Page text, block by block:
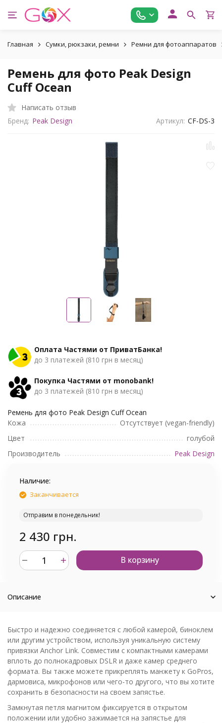
Главная Сумки, рюкзаки, ремни Ремни для фотоаппаратов
Ремень для фото Peak Design
Cuff Ocean
Написать отзыв
Бренд: Peak Design Артикул: CF-DS-3
Оплата Частями от ПриватБанка!
до 3 платежей (810 грн в месяц)
Покупка Частями от monobank!
до 3 платежей (810 грн в месяц)
Ремень для фото Peak Design Cuff Ocean
Кожа
Отсутствует (vegan-friendly)
Цвет
голубой
Производитель
Peak Design
Наличие:
Заканчивается
Отправим в понедельник!
2 430 грн.
В корзину
Описание
Быстро и надежно соединяется с любой камерой, биноклем
или другим устройством, используя уникальную систему
привязки Anchor Link. Совместим с компактными камерами
вплоть до полнокадровых DSLR и даже камер среднего
формата. Вы также можете прикреплять манжету к GoPros,
дармовиса, микрофонов или чего-то другого, что вы хотите
сохранить в безопасности на своем запястье.
Замкнутая петля магнитом фиксируется в открытом
положении или удобно зажимается на запястье для